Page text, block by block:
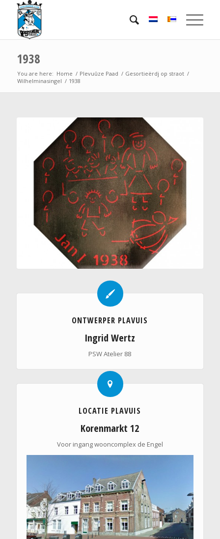
1938
You are here: Home / Plevuûze Paad / Gesortieërdj op straot /
Wilhelminasingel / 1938
ONTWERPER PLAVUIS
Ingrid Wertz
PSW Atelier 88
LOCATIE PLAVUIS
Korenmarkt 12
Voor ingang wooncomplex de Engel